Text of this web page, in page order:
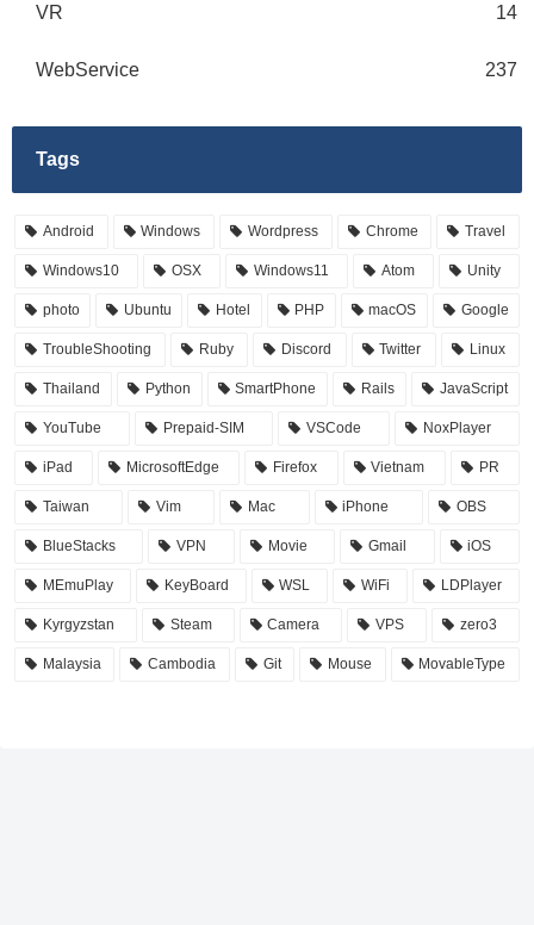
VR 14
WebService 237
Tags
Android Windows Wordpress Chrome Travel
Windows10 OSX Windows11 Atom Unity
photo Ubuntu Hotel PHP macOS Google
TroubleShooting Ruby Discord Twitter Linux
Thailand Python SmartPhone Rails JavaScript
YouTube Prepaid-SIM VSCode NoxPlayer
iPad MicrosoftEdge Firefox Vietnam PR
Taiwan Vim Mac iPhone OBS
BlueStacks VPN Movie Gmail iOS
MEmuPlay KeyBoard WSL WiFi LDPlayer
Kyrgyzstan Steam Camera VPS zero3
Malaysia Cambodia Git Mouse MovableType